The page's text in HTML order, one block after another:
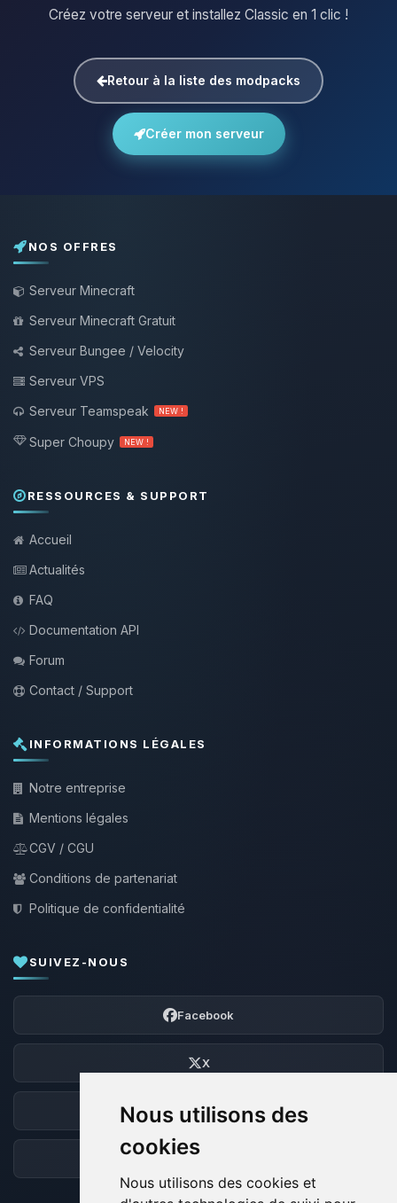
Nous utilisons des
cookies
Nous utilisons des cookies et
Créez votre serveur et installez Classic en 1 clic !
Retour à la liste des modpacks
Créer mon serveur
NOS OFFRES
Serveur Minecraft
Serveur Minecraft Gratuit
Serveur Bungee / Velocity
Serveur VPS
Serveur Teamspeak
NEW !
Super Choupy NEW !
RESSOURCES & SUPPORT
Accueil
Actualités
FAQ
Documentation API
Forum
Contact / Support
INFORMATIONS LÉGALES
Notre entreprise
Mentions légales
CGV / CGU
Conditions de partenariat
Politique de confidentialité
SUIVEZ-NOUS
Facebook
X
Discord
Forum